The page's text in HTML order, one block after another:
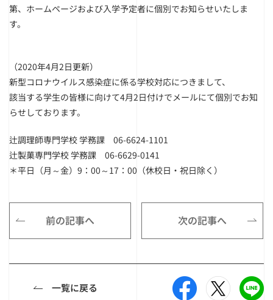
第、ホームページおよび入学予定者に個別でお知らせいたしま
す。
（2020年4月2日更新）
新型コロナウイルス感染症に係る学校対応につきまして、
該当する学生の皆様に向けて4月2日付けでメールにて個別でお知
らせしております。
辻調理師専門学校 学務課 06-6624-1101
辻製菓専門学校 学務課 06-6629-0141
＊平日（月～金）9：00～17：00（休校日・祝日除く）
前の記事へ 次の記事へ
一覧に戻る